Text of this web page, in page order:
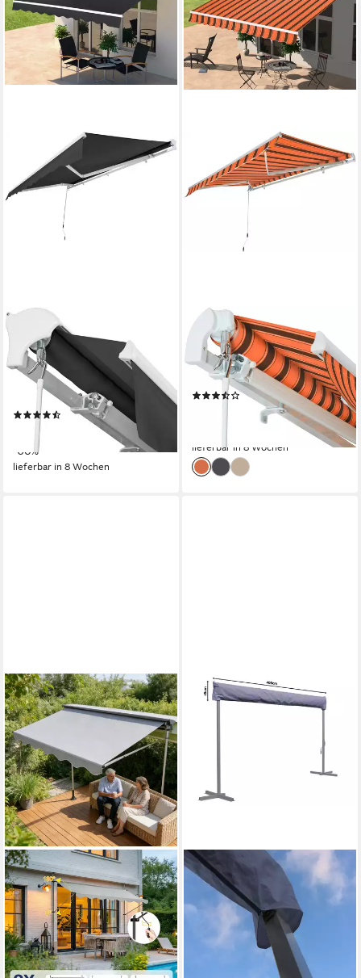
KONIFERA
Halbkassettenmarkise
Mallorca Premium Markise,
UV-Schutz, Breite: 500 cm,
Ausfall: 300 cm
(4)
383,49 € 956,57 €
-60%
lieferbar in 8 Wochen
KONIFERA
Gelenkarmmarkise Almuñécar
Breite/Ausfall: 295/200 cm,
Neigungswinkel verstellbar
(11)
UVP300,34 €
lieferbar in 8 Wochen